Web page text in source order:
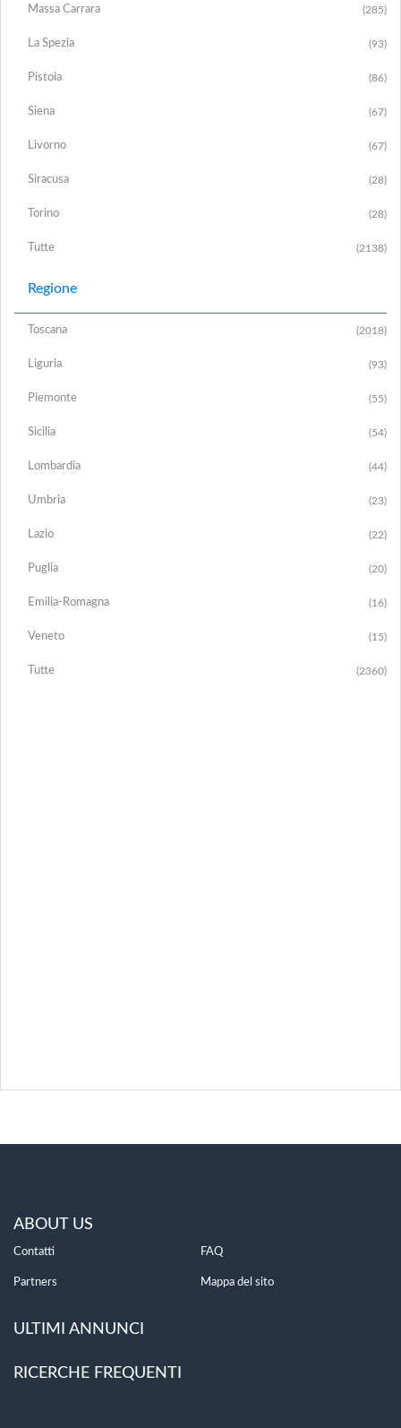
Massa Carrara (285)
La Spezia (93)
Pistoia (86)
Siena (67)
Livorno (67)
Siracusa (28)
Torino (28)
Tutte (2138)
Regione
Toscana (2018)
Liguria (93)
Piemonte (55)
Sicilia (54)
Lombardia (44)
Umbria (23)
Lazio (22)
Puglia (20)
Emilia-Romagna (16)
Veneto (15)
Tutte (2360)
ABOUT US
Contatti FAQ
Partners Mappa del sito
ULTIMI ANNUNCI
RICERCHE FREQUENTI